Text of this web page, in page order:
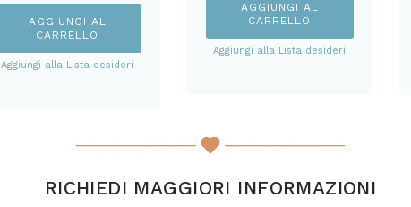
AGGIUNGI AL
CARRELLO
Aggiungi alla Lista desideri
AGGIUNGI AL
CARRELLO
Aggiungi alla Lista desideri
RICHIEDI MAGGIORI INFORMAZIONI